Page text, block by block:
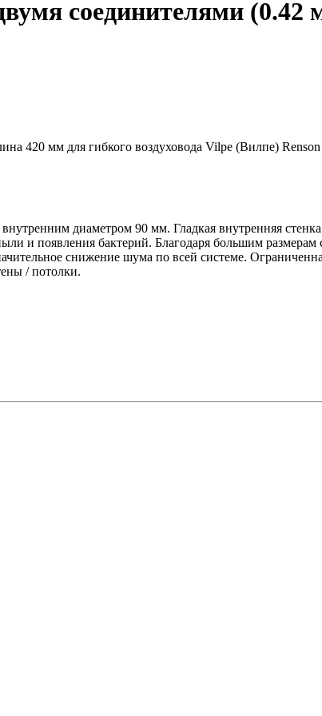
соединителями (0.42
420 мм для гибкого воздуховода Vilpe (Вилпе)
диаметром 90 мм. Гладкая внутренняя
и появления бактерий. Благодаря большим размерам
снижение шума по всей системе.
/ потолки.